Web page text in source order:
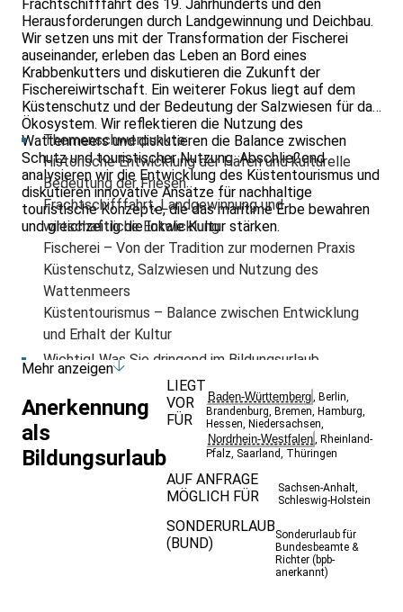
Frachtschifffahrt des 19. Jahrhunderts und den
Herausforderungen durch Landgewinnung und Deichbau.
Wir setzen uns mit der Transformation der Fischerei
auseinander, erleben das Leben an Bord eines
Krabbenkutters und diskutieren die Zukunft der
Fischereiwirtschaft. Ein weiterer Fokus liegt auf dem
Küstenschutz und der Bedeutung der Salzwiesen für das
Ökosystem. Wir reflektieren die Nutzung des
Wattenmeers und diskutieren die Balance zwischen
Schutz und touristischer Nutzung. Abschließend
analysieren wir die Entwicklung des Küstentourismus und
diskutieren innovative Ansätze für nachhaltige
touristische Konzepte, die das maritime Erbe bewahren
und gleichzeitig die lokale Kultur stärken.
Themenschwerpunkte:
Historische Entwicklung der Häfen und kulturelle
Bedeutung der Friesen
Frachtschifffahrt, Landgewinnung und
wirtschaftliche Entwicklung
Fischerei – Von der Tradition zur modernen Praxis
Küstenschutz, Salzwiesen und Nutzung des
Wattenmeers
Küstentourismus – Balance zwischen Entwicklung
und Erhalt der Kultur
Wichtig! Was Sie dringend im Bildungsurlaub
benötigen:
Einen Fahrradhelm.
Regenjacke und Regenhose für die Fahrradtouren.
Fahrradkleidung und wenn sie wollen, eine Radhose
mit Sitzpolster (ist zu empfehlen).
Einen Tagesrucksack für Verpflegung, trockene
Ersatzkleidung, Kamera und vielleicht ein Fernglas u.a.
Bei diesem Bildungsurlaub werden aus ökologischen
Gründen die Programmpunkte mit dem Fahrrad
Mehr anzeigen
Anerkennung
als
Bildungsurlaub
LIEGT
VOR
FÜR
Baden-Württemberg, Berlin,
Brandenburg, Bremen, Hamburg,
Hessen, Niedersachsen,
Nordrhein-Westfalen, Rheinland-
Pfalz, Saarland, Thüringen
AUF ANFRAGE
MÖGLICH FÜR
Sachsen-Anhalt,
Schleswig-Holstein
SONDERURLAUB
(BUND)
Sonderurlaub für
Bundesbeamte &
Richter (bpb-
anerkannt)